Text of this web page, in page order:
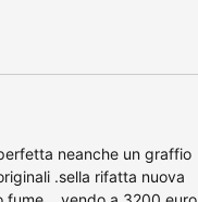
neanche un graffio
.sella rifatta nuova